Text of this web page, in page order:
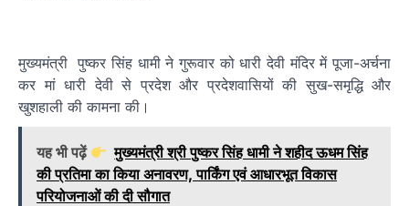
मुख्यमंत्री पुष्कर सिंह धामी ने गुरूवार को धारी देवी मंदिर में पूजा-अर्चना
कर मां धारी देवी से प्रदेश और प्रदेशवासियों की सुख-समृद्धि और
खुशहाली की कामना की।
यह भी पढ़ें
मुख्यमंत्री श्री पुष्कर सिंह धामी ने शहीद ऊधम सिंह
की प्रतिमा का किया अनावरण, पार्किंग एवं आधारभूत विकास
परियोजनाओं की दी सौगात